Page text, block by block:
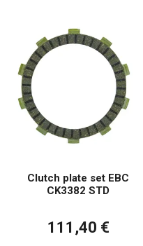
Clutch plate set EBC
CK3382 STD
111,40 €